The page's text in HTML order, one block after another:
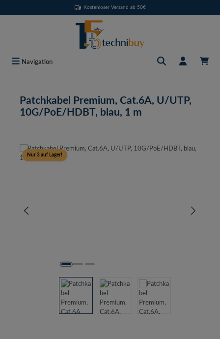
Kostenloser Versand ab 50€
Navigation
Patchkabel Premium, Cat.6A, U/UTP,
10G/PoE/HDBT, blau, 1 m
Bildergalerie überspringen
Nur 3 auf Lager!